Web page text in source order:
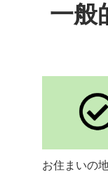
一般
お住まいの